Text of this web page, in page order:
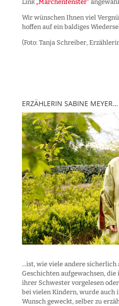
Link„Märchenfenster“
Wir wünschen Ihnen viel
hoffen auf ein baldiges
(Foto: Tanja Schreiber,
ERZÄHLERIN SABINE MEYER…
...ist, wie viele andere
Geschichten aufgewachsen,
ihrer Schwester vorgelesen
bei vielen Kindern, wurde auch
Wunsch geweckt, selber zu